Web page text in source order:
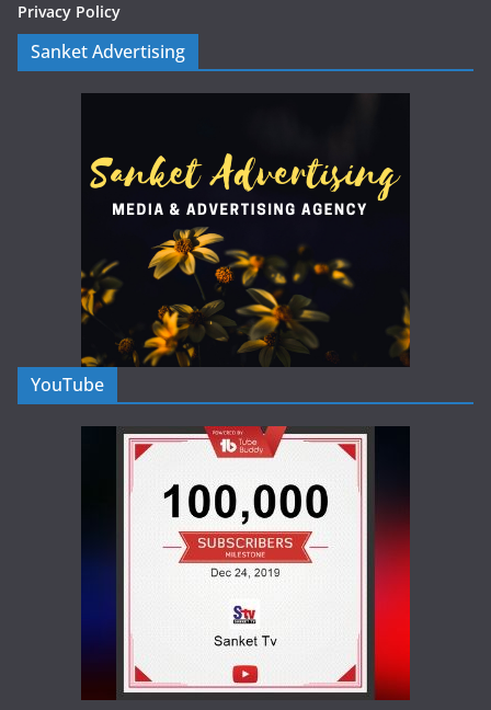
Privacy Policy
Sanket Advertising
YouTube